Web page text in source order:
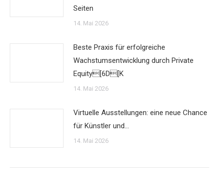
Seiten
14. Mai 2026
Beste Praxis für erfolgreiche
Wachstumsentwicklung durch Private
Equity[6D[K
14. Mai 2026
Virtuelle Ausstellungen: eine neue Chance
für Künstler und…
14. Mai 2026